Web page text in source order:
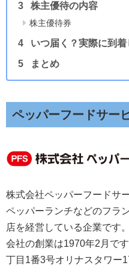
株主優待の内容
株主優待券
いつ届く？実際に到
まとめ
ペッパーフードサー
株式会社ペッパーフードサ
ペッパーランチなどのフラ
店を経営している企業です
会社の創業は1970年2月で
丁目1番3号オリナスタワー